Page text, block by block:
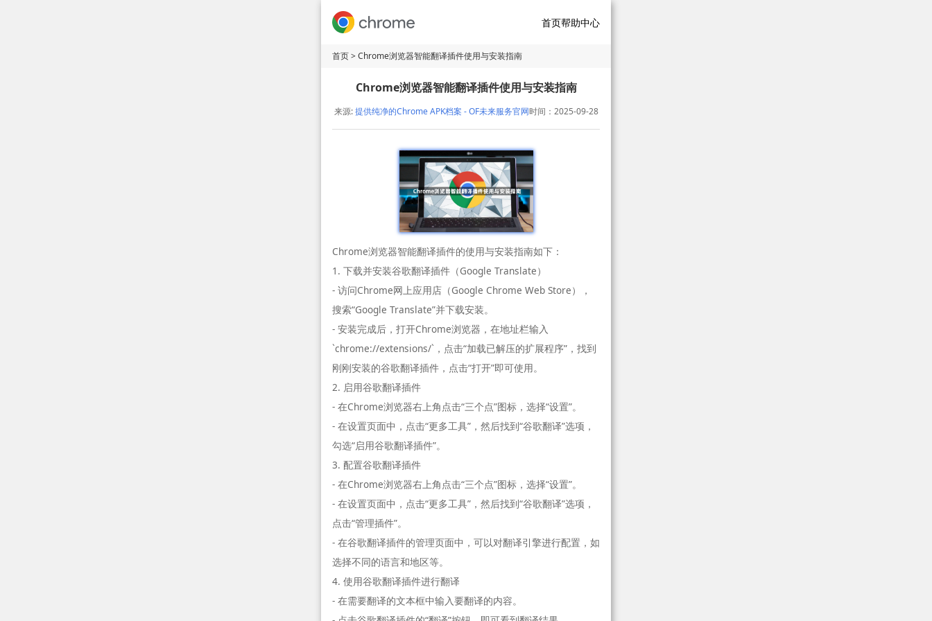
首页帮助中心
首页> Chrome浏览器智能翻译插件使用与安装指南
Chrome浏览器智能翻译插件使用与安装指南
来源:提供纯净的Chrome APK档案 - OF未来服务官网时间：2025-09-28
Chrome浏览器智能翻译插件的使用与安装指南如下：
1. 下载并安装谷歌翻译插件（Google Translate）
- 访问Chrome网上应用店（Google Chrome Web Store），
搜索“Google Translate”并下载安装。
- 安装完成后，打开Chrome浏览器，在地址栏输入
`chrome://extensions/`，点击“加载已解压的扩展程序”，找到
刚刚安装的谷歌翻译插件，点击“打开”即可使用。
2. 启用谷歌翻译插件
- 在Chrome浏览器右上角点击“三个点”图标，选择“设置”。
- 在设置页面中，点击“更多工具”，然后找到“谷歌翻译”选项，
勾选“启用谷歌翻译插件”。
3. 配置谷歌翻译插件
- 在Chrome浏览器右上角点击“三个点”图标，选择“设置”。
- 在设置页面中，点击“更多工具”，然后找到“谷歌翻译”选项，
点击“管理插件”。
- 在谷歌翻译插件的管理页面中，可以对翻译引擎进行配置，如
选择不同的语言和地区等。
4. 使用谷歌翻译插件进行翻译
- 在需要翻译的文本框中输入要翻译的内容。